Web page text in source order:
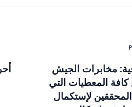
مخابرات الجيش
المعطيات التي
لإستكمال